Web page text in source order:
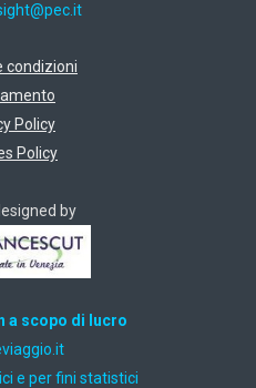
condizioni
Policy
Policy
by
a scopo di lucro
e per fini statistici